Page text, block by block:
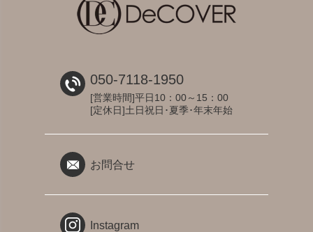
050-7118-1950
[営業時間]平日10：00～15：00
[定休日]土日祝日･夏季･年末年始
お問合せ
Instagram